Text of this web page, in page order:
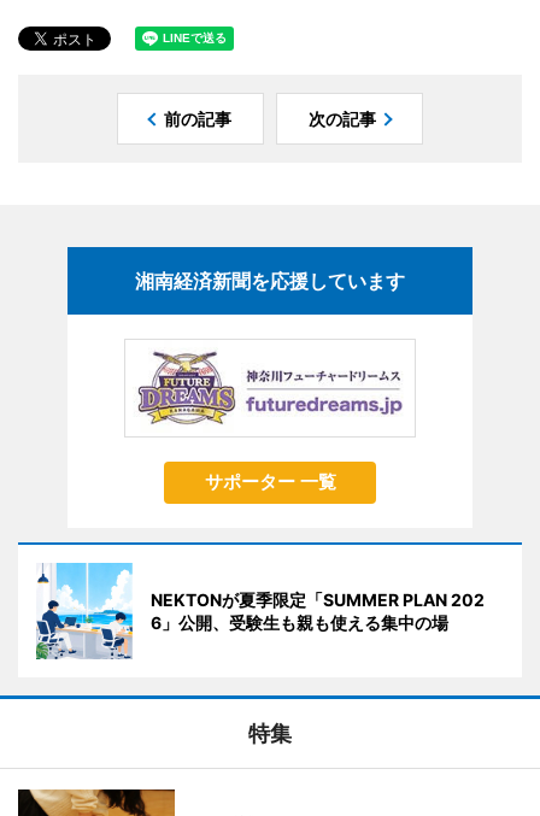
前の記事 次の記事
湘南経済新聞を応援しています
サポーター 一覧
NEKTONが夏季限定「SUMMER PLAN 202
6」公開、受験生も親も使える集中の場
特集